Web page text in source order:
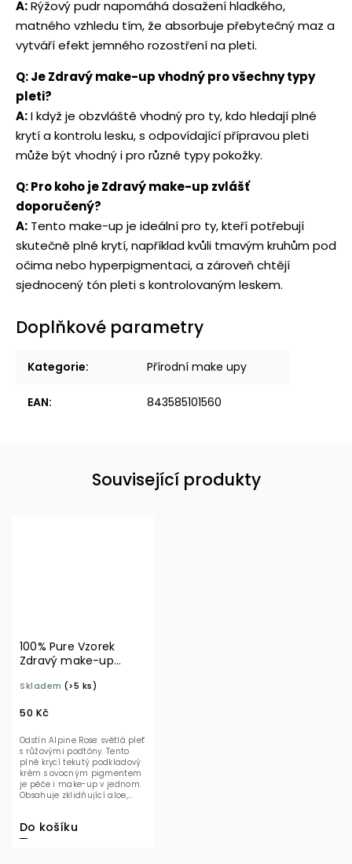
A:Rýžový pudr napomáhá dosažení hladkého,
matného vzhledu tím, že absorbuje přebytečný maz a
vytváří efekt jemného rozostření na pleti.
Q: Je Zdravý make-up vhodný pro všechny typy
pleti?
A:I když je obzvláště vhodný pro ty, kdo hledají plné
krytí a kontrolu lesku, s odpovídající přípravou pleti
může být vhodný i pro různé typy pokožky.
Q: Pro koho je Zdravý make-up zvlášť
doporučený?
A: Tento make-up je ideální pro ty, kteří potřebují
skutečně plné krytí, například kvůli tmavým kruhům pod
očima nebo hyperpigmentaci, a zároveň chtějí
sjednocený tón pleti s kontrolovaným leskem.
Doplňkové parametry
Kategorie: Přírodní make upy
EAN: 843585101560
Související produkty
100% Pure Vzorek
Zdravý make-up
Skladem (>5 ks)
50 Kč
Do košíku
Odstín Alpine Rose: světlá pleť
s růžovými podtóny. Tento
plně krycí tekutý podkladový
krém s ovocným pigmentem
je péče i make-up v jednom.
Obsahuje zklidňující aloe,...